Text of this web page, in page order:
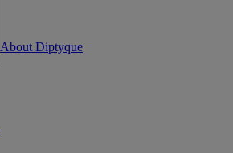
About Diptyque